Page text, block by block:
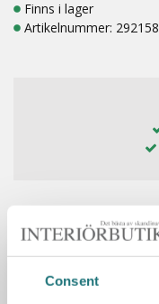
Consent
Finns i lager
Artikelnummer: 292158
Spara som favorit